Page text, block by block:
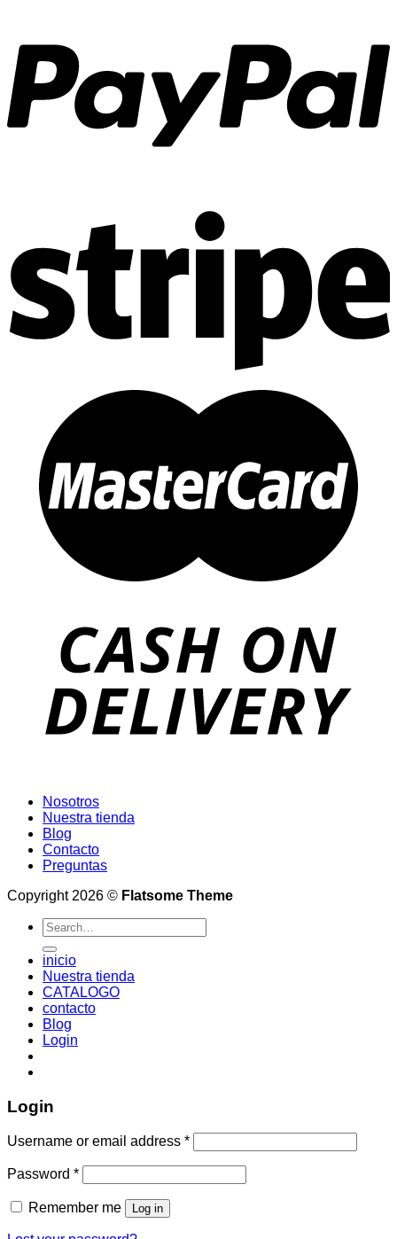
Nosotros
Nuestra tienda
Blog
Contacto
Preguntas
Copyright 2026 © Flatsome Theme
Search
for:
inicio
Nuestra tienda
CATALOGO
contacto
Blog
Login
Login
Username or email address *
Password *
Remember me Log in